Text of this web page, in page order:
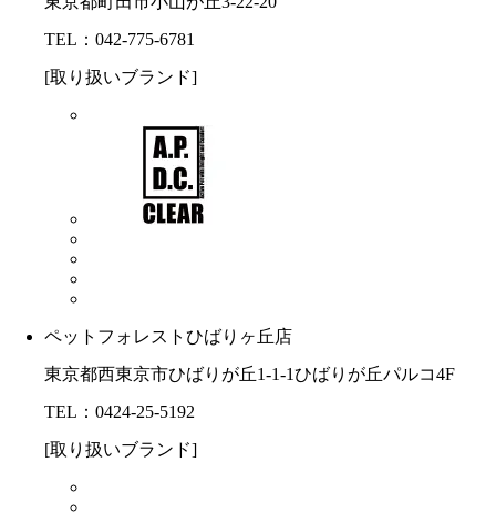
TEL：042-775-6781
[取り扱いブランド]
ペットフォレストひばりヶ丘店
東京都西東京市ひばりが丘1-1-1ひばりが丘パルコ4F
TEL：0424-25-5192
[取り扱いブランド]